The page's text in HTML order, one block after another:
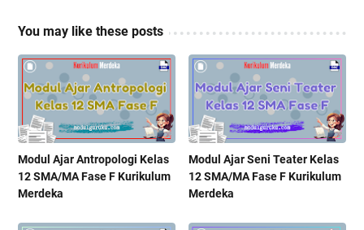
You may like these posts
Modul Ajar Antropologi Kelas
12 SMA/MA Fase F Kurikulum
Merdeka
Modul Ajar Seni Teater Kelas
12 SMA/MA Fase F Kurikulum
Merdeka